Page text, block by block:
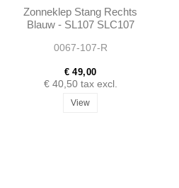
Zonneklep Stang Rechts
Blauw - SL107 SLC107
0067-107-R
€ 49,00
€ 40,50 tax excl.
View